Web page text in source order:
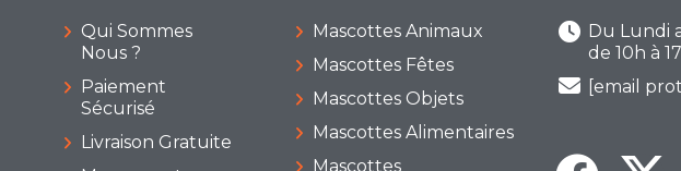
Qui Sommes
Nous ?
Paiement
Sécurisé
Livraison Gratuite
Mascottes Animaux
Mascottes Fêtes
Mascottes Objets
Mascottes Alimentaires
Mascottes
Du Lundi
de 10h à
[email